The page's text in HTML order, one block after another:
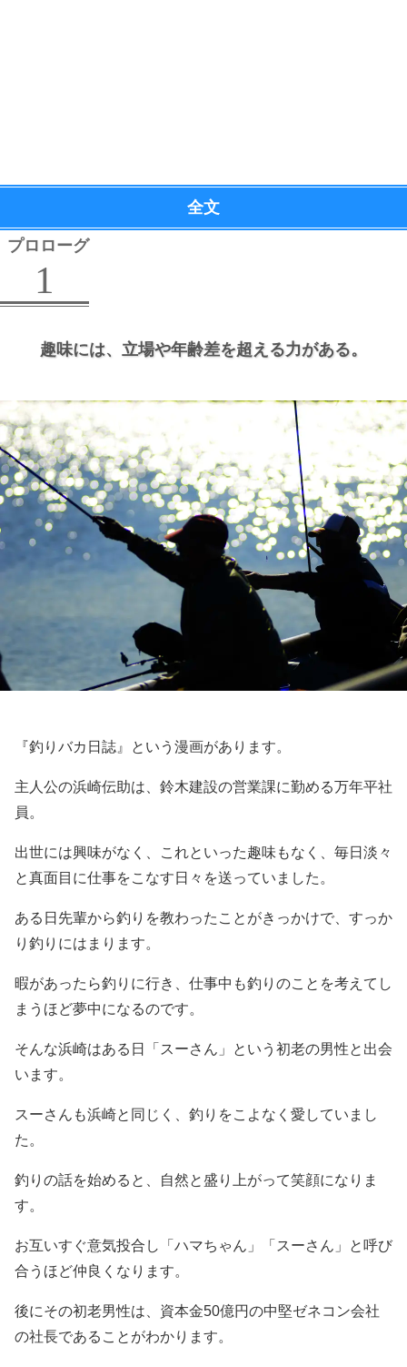
全文
プロローグ
1
趣味には、 立場や年齢差を超える力がある。
『釣りバカ日誌』という漫画があります。
主人公の浜崎伝助は、鈴木建設の営業課に勤める万年平社
員。
出世には興味がなく、これといった趣味もなく、毎日淡々
と真面目に仕事をこなす日々を送っていました。
ある日先輩から釣りを教わったことがきっかけで、すっか
り釣りにはまります。
暇があったら釣りに行き、仕事中も釣りのことを考えてし
まうほど夢中になるのです。
そんな浜崎はある日「スーさん」という初老の男性と出会
います。
スーさんも浜崎と同じく、釣りをこよなく愛していまし
た。
釣りの話を始めると、自然と盛り上がって笑顔になりま
す。
お互いすぐ意気投合し「ハマちゃん」「スーさん」と呼び
合うほど仲良くなります。
後にその初老男性は、資本金50億円の中堅ゼネコン会社
の社長であることがわかります。